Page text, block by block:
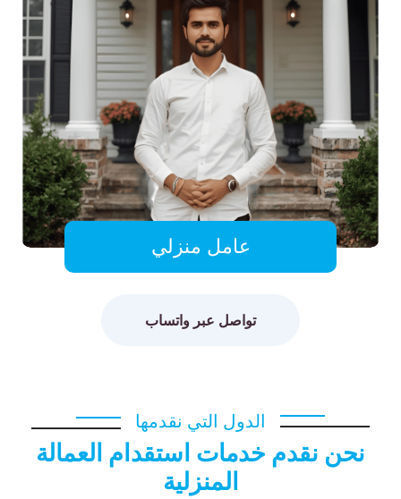
عامل منزلي
تواصل عبر واتساب
الدول التي نقدمها
نحن نقدم خدمات استقدام العمالة
المنزلية